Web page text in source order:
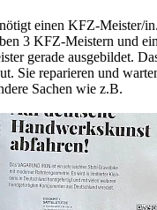
einen KFZ-Meister/
3 KFZ-Meistern und
gerade ausgebildet.
Sie reparieren und
Sachen wie z.B.